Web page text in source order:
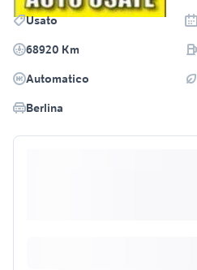
Usato
68920 Km
Automatico
Berlina